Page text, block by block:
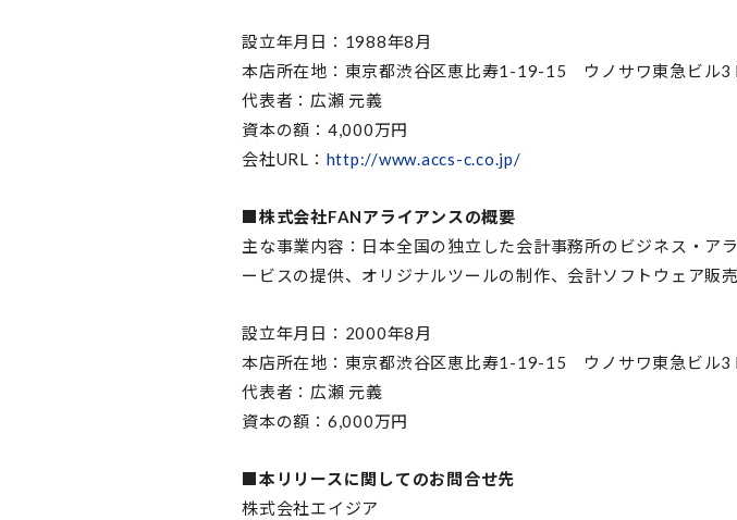
設立年月日：1988年8月
本店所在地：東京都渋谷区恵比寿1-19-15 ウノサワ東急ビル3
代表者：広瀬 元義
資本の額：4,000万円
会社URL： http://www.accs-c.co.jp/
■株式会社FANアライアンスの概要
主な事業内容：日本全国の独立した会計事務所のビジネス・ア
ービスの提供、オリジナルツールの制作、会計ソフトウェア販
設立年月日：2000年8月
本店所在地：東京都渋谷区恵比寿1-19-15 ウノサワ東急ビル3
代表者：広瀬 元義
資本の額：6,000万円
■本リリースに関してのお問合せ先
株式会社エイジア